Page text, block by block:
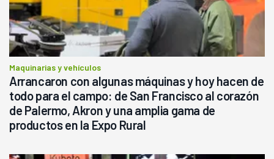
Maquinarias y vehículos
Arrancaron con algunas máquinas y hoy hacen de
todo para el campo: de San Francisco al corazón
de Palermo, Akron y una amplia gama de
productos en la Expo Rural